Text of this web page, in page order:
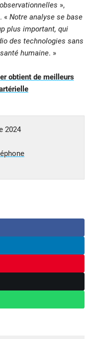
»,
« Notre analyse se base
plus important, qui
des technologies sans
humaine. »
obtient de meilleurs
2024